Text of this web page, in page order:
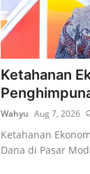
Ketahanan
Wahyu Aug 7, 2026
Ketahanan
Dana di Pasar